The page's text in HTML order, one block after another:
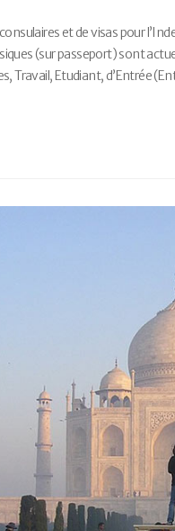
et de visas pour
(sur passeport) sont
Travail, Etudiant, d’Entrée